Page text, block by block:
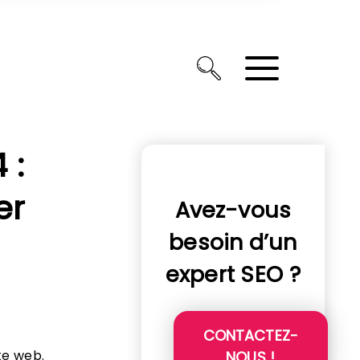
:
web.
Avez-vous
besoin d’un
expert SEO ?
CONTACTEZ-